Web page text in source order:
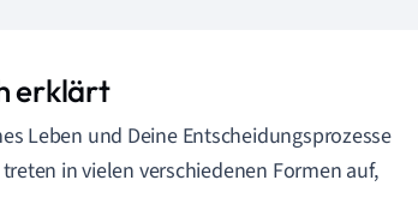
erklärt
Leben und Deine Entscheidungsprozesse
in vielen verschiedenen Formen auf,